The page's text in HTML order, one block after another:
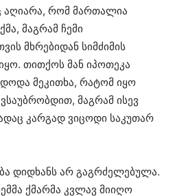
აღიარა, რომ მართალია
მაგრამ ჩემი
მხრებიდან სიმძიმის
თითქოს მან იპოთეკა
მეკითხა, რატომ იყო
მაგრამ ისევ
კარგად ვიცოდი საკუთარ
დიდხანს არ გაგრძელებულა.
ქმარმა კვლავ მიიღო